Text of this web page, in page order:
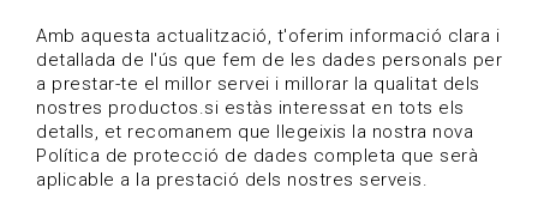
Amb aquesta actualització, t'oferim informació clara i
detallada de l'ús que fem de les dades personals per
a prestar-te el millor servei i millorar la qualitat dels
nostres productos.si estàs interessat en tots els
detalls, et recomanem que llegeixis la nostra nova
Política de protecció de dades completa que serà
aplicable a la prestació dels nostres serveis.